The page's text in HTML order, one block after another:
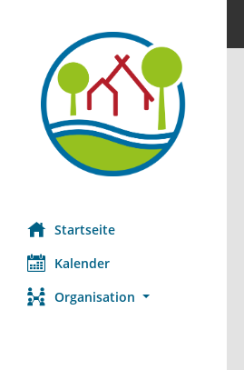
Startseite
Kalender
Organisation